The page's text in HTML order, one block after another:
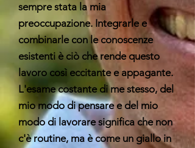
sempre stata la mia
preoccupazione. Integrarle e
combinarle con le conoscenze
esistenti è ciò che rende questo
lavoro così eccitante e appagante.
L'esame costante di me stesso, del
mio modo di pensare e del mio
modo di lavorare significa che non
c'è routine, ma è come un giallo in